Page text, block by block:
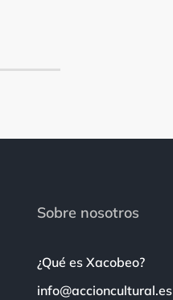
Sobre nosotros
¿Qué es Xacobeo?
info@accioncultural.es